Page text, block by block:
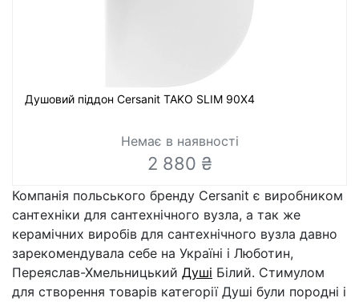
Душовий піддон Cersanit TAKO SLIM 90X4
Немає в наявності
2 880 ₴
Компанія польського бренду Cersanit є виробником
сантехніки для сантехнічного вузла, а так же
керамічних виробів для сантехнічного вузла давно
зарекомендувала себе на Україні і Люботин,
Переяслав-Хмельницький Душі Білий. Стимулом
для створення товарів категорії Душі були породні і